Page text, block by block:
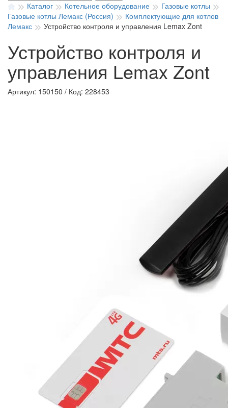
Каталог
Котельное оборудование
Газовые котлы
Газовые котлы Лемакс (Россия)
Комплектующие для котлов
Лемакс
Устройство контроля и управления Lemax Zont
Устройство контроля и
управления Lemax Zont
Артикул: 150150 / Код: 228453